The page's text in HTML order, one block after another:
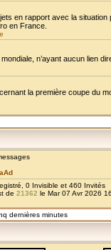
en rapport avec la
en France.
n’ayant aucun lien
la première coupe du
0 Invisible et 460 Invités
de 21362 le Mar 07 Avr 2026
dernières minutes